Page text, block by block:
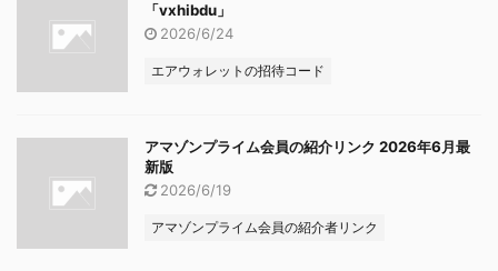
「vxhibdu」
2026/6/24
エアウォレットの招待コード
アマゾンプライム会員の紹介リンク 2026年6月最
新版
2026/6/19
アマゾンプライム会員の紹介者リンク